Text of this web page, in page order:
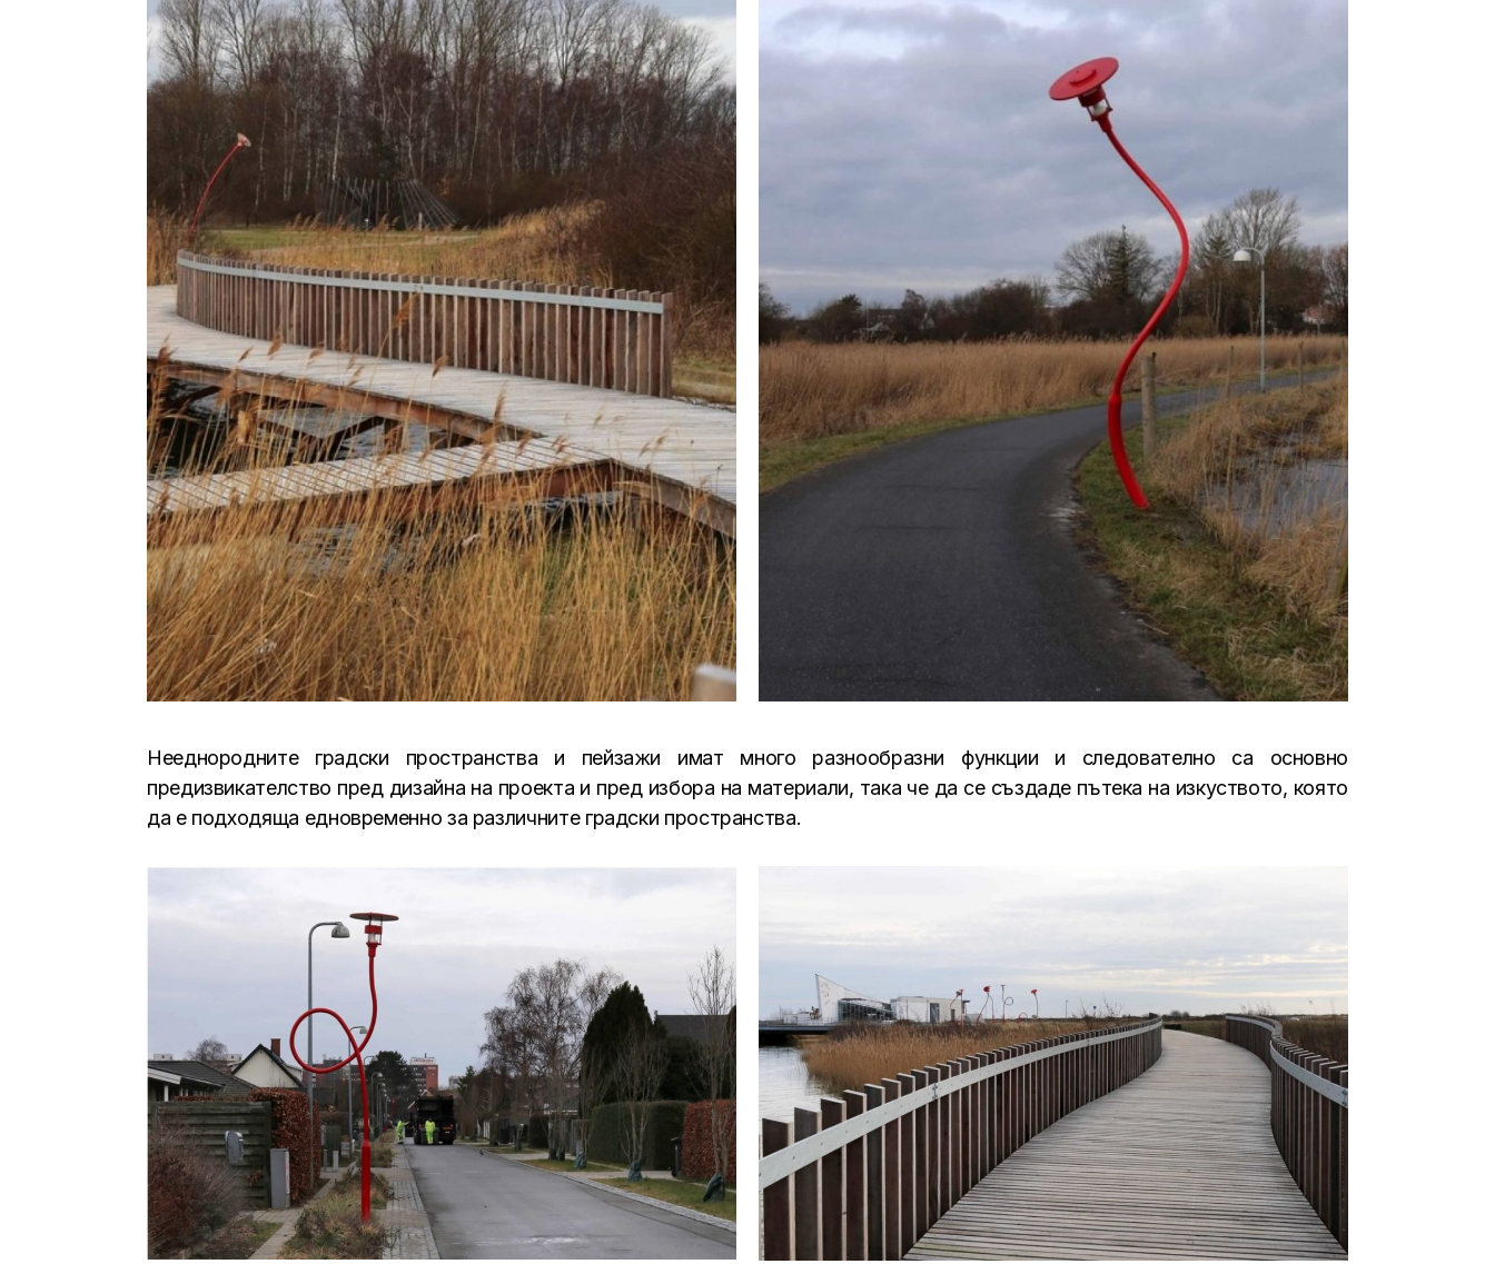
Нееднородните градски пространства и пейзажи имат много разнообразни функции и следователно са основно
предизвикателство пред дизайна на проекта и пред избора на материали, така че да се създаде пътека на изкуството, която
да е подходяща едновременно за различните градски пространства.